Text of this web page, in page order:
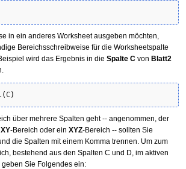
in ein anderes Worksheet ausgeben möchten,
Bereichsschreibweise für die Worksheetspalte
wird das Ergebnis in die Spalte C von Blatt2
(C)
über mehrere Spalten geht -- angenommen, der
XY-Bereich oder ein XYZ-Bereich -- sollten Sie
die Spalten mit einem Komma trennen. Um zum
bestehend aus den Spalten C und D, im aktiven
Sie Folgendes ein: